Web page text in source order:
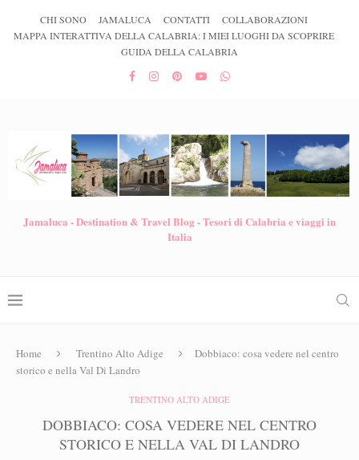
CHI SONO JAMALUCA CONTATTI
COLLABORAZIONI
MAPPA INTERATTIVA DELLA CALABRIA: I MIEI LUOGHI DA SCOPRIRE
GUIDA DELLA CALABRIA
Jamaluca - Destination & Travel Blog - Tesori di Calabria e viaggi in
Italia
Home Trentino Alto Adige
Dobbiaco: cosa vedere nel centro
storico e nella Val Di Landro
TRENTINO ALTO ADIGE
DOBBIACO: COSA VEDERE NEL CENTRO
STORICO E NELLA VAL DI LANDRO